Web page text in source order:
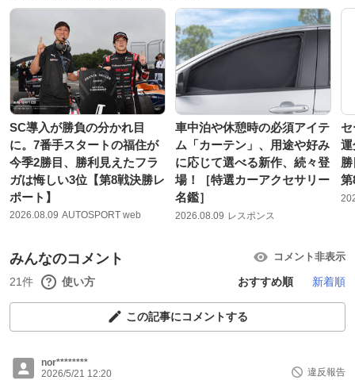
SC導入が勝負の分かれ目
に。7番手スタートの福住が
今季2勝目、勝利見えたフラ
ガは悔しい3位【第8戦決勝レ
ポート】
2026.08.09 AUTOSPORT web
車中泊や休憩時の必須アイテ
ム「カーテン」、用途や好み
に応じて選べる新作、続々登
場！［特選カーアクセサリー
名鑑］
2026.08.09 レスポンス
運
第
みんなのコメント コメント非表示
21件 使い方 おすすめ順 新着順
この記事にコメントする
nor********
2026/5/21 12:20
違反報告